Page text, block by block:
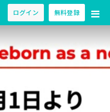
ログイン 無料登録